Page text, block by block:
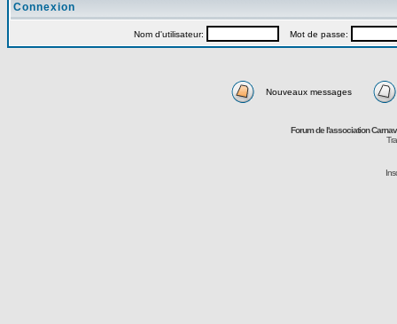
Connexion
Nom d'utilisateur: Mot de passe:
Nouveaux messages
Forum de l'association